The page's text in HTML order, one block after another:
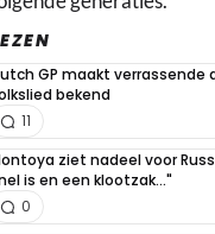
GP maakt verrassende
bekend
11
ziet nadeel voor
is en een klootzak..."
0